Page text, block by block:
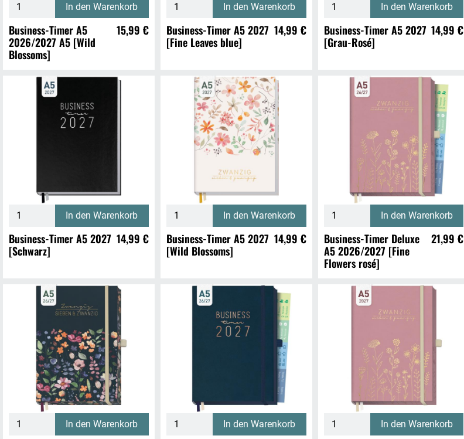
In den Warenkorb
Business-Timer A5
2026/2027 A5 [Wild
Blossoms]
15,99 €
In den Warenkorb
Business-Timer A5 2027
[Fine Leaves blue]
14,99 €
In den Warenkorb
Business-Timer A5 2027
[Grau-Rosé]
14,99 €
In den Warenkorb
Business-Timer A5 2027
[Schwarz]
14,99 €
In den Warenkorb
Business-Timer A5 2027
[Wild Blossoms]
14,99 €
In den Warenkorb
Business-Timer Deluxe
A5 2026/2027 [Fine
Flowers rosé]
21,99 €
In den Warenkorb In den Warenkorb In den Warenkorb